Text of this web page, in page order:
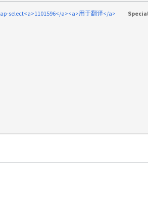
select<a>1101596</a><a>用于翻译</a>